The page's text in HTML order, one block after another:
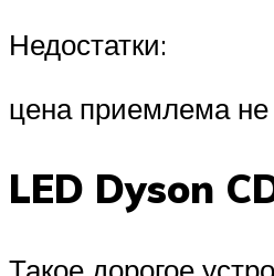
Недостатки:
цена приемлема не
LED Dyson